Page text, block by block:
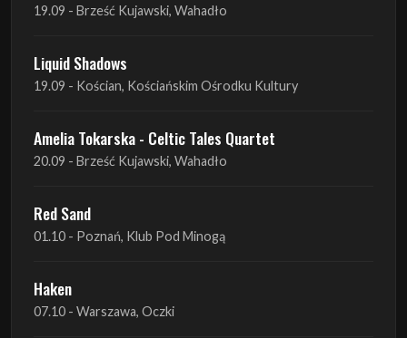
19.09 - Brześć Kujawski, Wahadło
Liquid Shadows
19.09 - Kościan, Kościańskim Ośrodku Kultury
Amelia Tokarska - Celtic Tales Quartet
20.09 - Brześć Kujawski, Wahadło
Red Sand
01.10 - Poznań, Klub Pod Minogą
Haken
07.10 - Warszawa, Oczki